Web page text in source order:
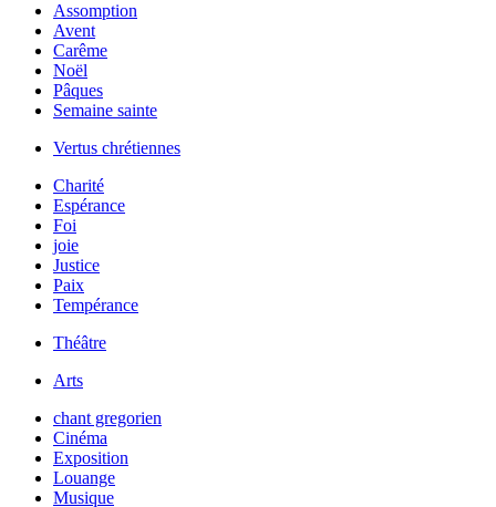
Assomption
Avent
Carême
Noël
Pâques
Semaine sainte
Vertus chrétiennes
Charité
Espérance
Foi
joie
Justice
Paix
Tempérance
Théâtre
Arts
chant gregorien
Cinéma
Exposition
Louange
Musique